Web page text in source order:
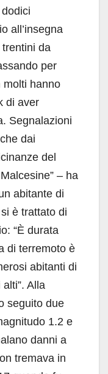
all’insegna
da
per
molti hanno
di aver
Segnalazioni
dai
del
– ha
abitante di
è trattato di
“È durata
di terremoto è
abitanti di
Alla
seguito due
1.2 e
danni a
tremava in